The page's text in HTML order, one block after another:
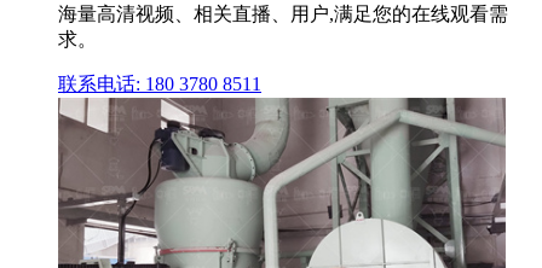
海量高清视频、相关直播、用户,满足您的在线观看需
求。
联系电话: 180 3780 8511